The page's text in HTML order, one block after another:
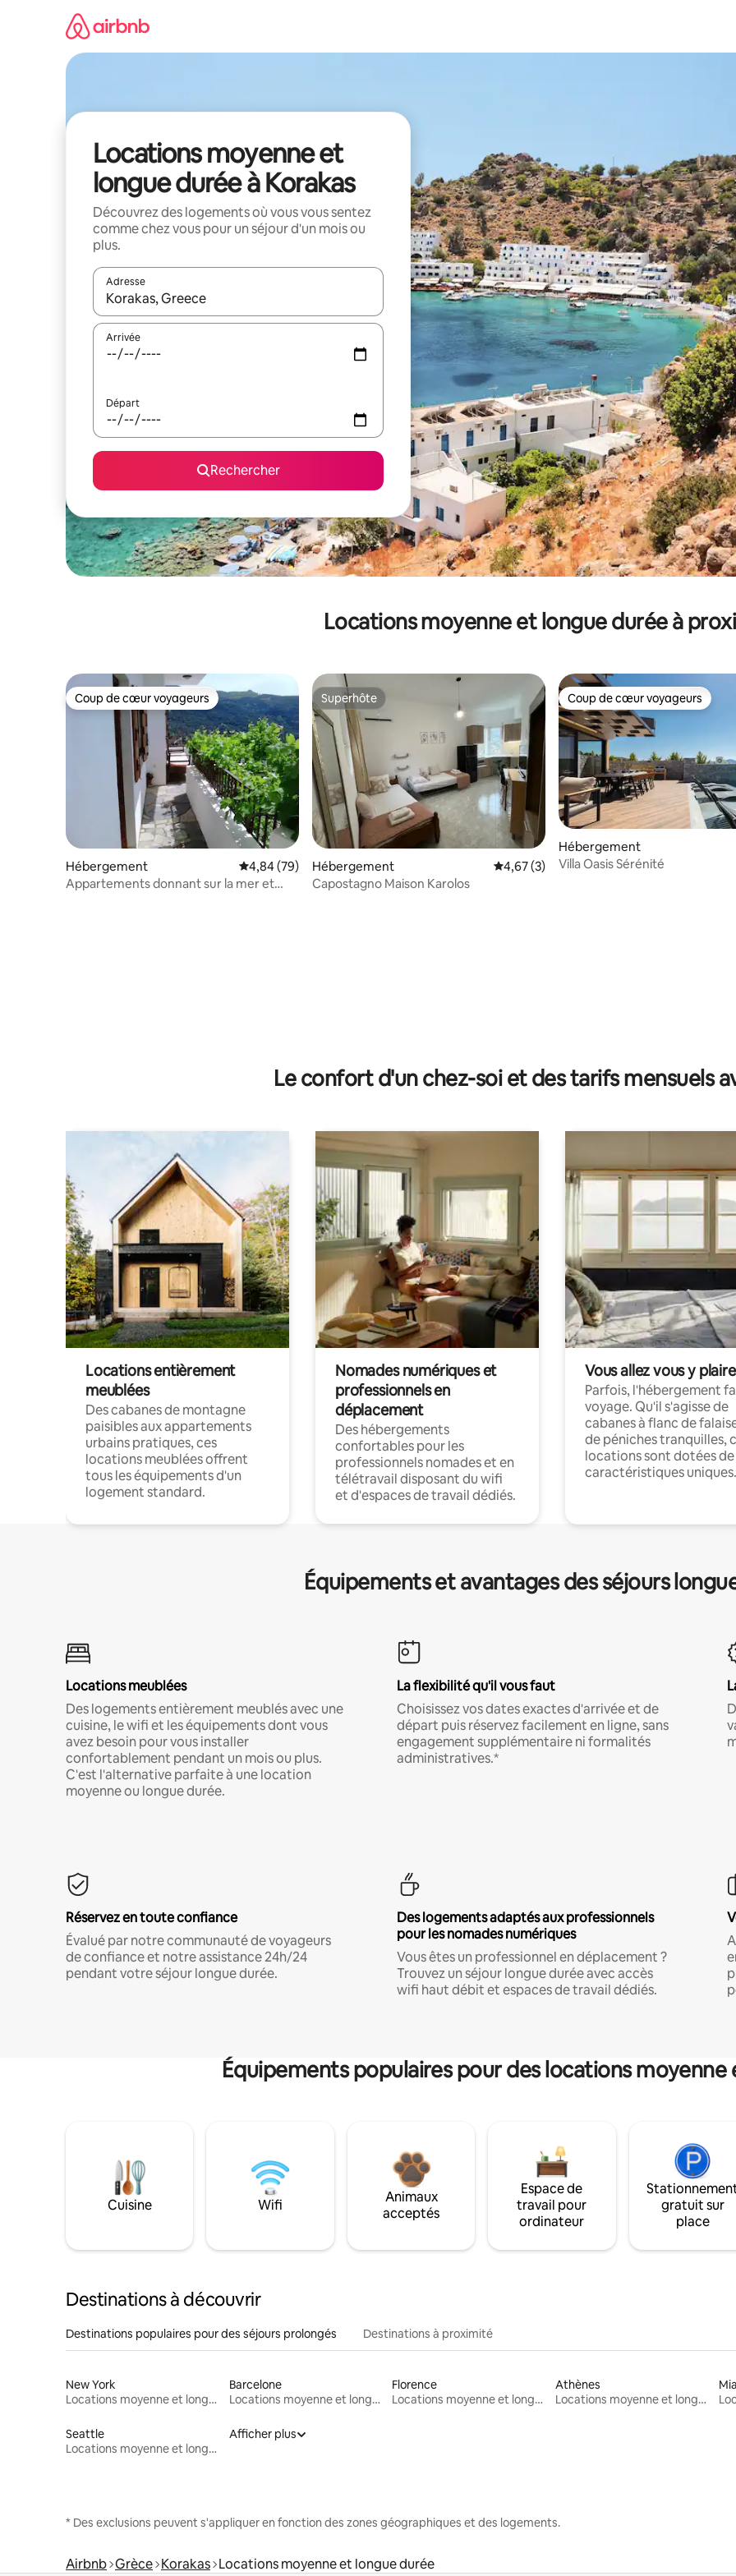
Locations moyenne et
longue durée à Korakas
Découvrez des logements où vous vous sentez
comme chez vous pour un séjour d'un mois ou
plus.
Adresse
Lorsque les résultats s'affichent, utilisez les flèches vers le haut et vers le bas pour les parcourir ou en appuyant et en
Arrivée
Départ
Rechercher
Locations moyenne et longue durée à
Coup de cœur voyageurs
Coup de cœur voyageurs
Hébergement Évaluation moyenne sur la base de 79 commentaires : 4,84 sur 5
4,84 (79)
Appartements donnant sur la mer et
Superhôte
Superhôte
Hébergement Évaluation moyenne sur la base de 3
4,67 (3)
Capostagno Maison Karolos
Coup de cœur voyageurs
Coup de cœur voyageurs
Hébergement
Villa Oasis Sérénité
Le confort d'un chez-soi et des tarifs mensuels
Locations entièrement
meublées
Des cabanes de montagne
paisibles aux appartements
urbains pratiques, ces
locations meublées offrent
tous les équipements d'un
logement standard.
Nomades numériques et
professionnels en
déplacement
Des hébergements
confortables pour les
professionnels nomades et en
télétravail disposant du wifi
et d'espaces de travail dédiés.
Vous allez vous y plaire
Parfois, l'hébergement
voyage. Qu'il s'agisse de
cabanes à flanc de
de péniches tranquilles,
locations sont dotées de
caractéristiques uniques.
Équipements et avantages des séjours
Locations meublées
Des logements entièrement meublés avec une
cuisine, le wifi et les équipements dont vous
avez besoin pour vous installer
confortablement pendant un mois ou plus.
C'est l'alternative parfaite à une location
moyenne ou longue durée.
La flexibilité qu'il vous faut
Choisissez vos dates exactes d'arrivée et de
départ puis réservez facilement en ligne, sans
engagement supplémentaire ni formalités
administratives.*
Réservez en toute confiance
Évalué par notre communauté de voyageurs
de confiance et notre assistance 24h/24
pendant votre séjour longue durée.
Des logements adaptés aux professionnels
pour les nomades numériques
Vous êtes un professionnel en déplacement ?
Trouvez un séjour longue durée avec accès
wifi haut débit et espaces de travail dédiés.
Équipements populaires pour des locations
Cuisine Wifi
Animaux
acceptés
Espace de
travail pour
ordinateur
gratuit sur
place
Destinations à découvrir
Destinations populaires pour des séjours prolongés Destinations à proximité
New York
Locations moyenne et longue durée
Barcelone
Locations moyenne et longue durée
Florence
Locations moyenne et longue durée
Athènes
Locations moyenne et longue durée
Seattle
Locations moyenne et longue durée
Afficher plus
* Des exclusions peuvent s'appliquer en fonction des zones géographiques et des logements.
Airbnb Grèce Korakas Locations moyenne et longue durée